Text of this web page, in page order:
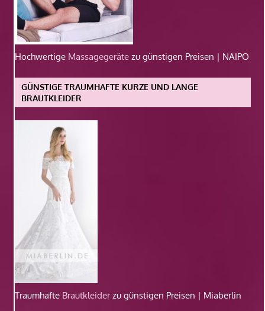
Hochwertige Massagegeräte zu günstigen Preisen | NAIPO
GÜNSTIGE TRAUMHAFTE KURZE UND LANGE
BRAUTKLEIDER
Traumhafte Brautkleiderzu günstigen Preisen | Miaberlin